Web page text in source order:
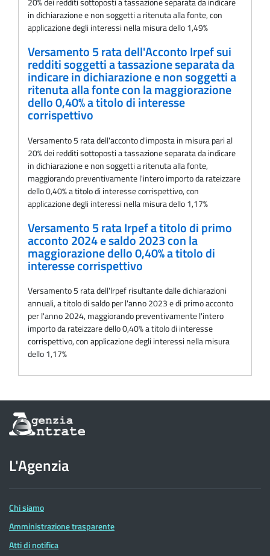
in dichiarazione e non soggetti a ritenuta alla fonte, con
applicazione degli interessi nella misura dello 1,49%
Versamento 5 rata dell'Acconto Irpef sui
redditi soggetti a tassazione separata da
indicare in dichiarazione e non soggetti a
ritenuta alla fonte con la maggiorazione
dello 0,40% a titolo di interesse
corrispettivo
Versamento 5 rata dell'acconto d'imposta in misura pari al
20% dei redditi sottoposti a tassazione separata da indicare
in dichiarazione e non soggetti a ritenuta alla fonte,
maggiorando preventivamente l'intero importo da rateizzare
dello 0,40% a titolo di interesse corrispettivo, con
applicazione degli interessi nella misura dello 1,17%
Versamento 5 rata Irpef a titolo di primo
acconto 2024 e saldo 2023 con la
maggiorazione dello 0,40% a titolo di
interesse corrispettivo
Versamento 5 rata dell'Irpef risultante dalle dichiarazioni
annuali, a titolo di saldo per l'anno 2023 e di primo acconto
per l'anno 2024, maggiorando preventivamente l'intero
importo da rateizzare dello 0,40% a titolo di interesse
corrispettivo, con applicazione degli interessi nella misura
dello 1,17%
Informazioni
sul
dell'Agenzia
delle
Entrate
L'Agenzia
Chi siamo
Amministrazione trasparente
Atti di notifica